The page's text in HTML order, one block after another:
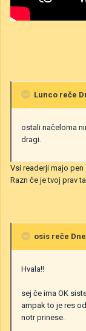
Lunco reče
ostali načeloma
dragi.
Vsi readerji majo pen
Razn če je tvoj prav
osis reče
Hvala!!
sej če ima OK
ampak to je res
notr prinese.